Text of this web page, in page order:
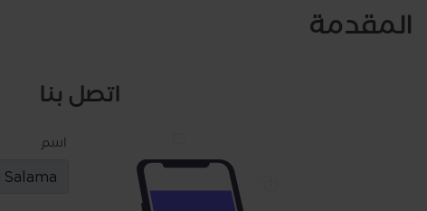
المقدمة
اتصل بنا
اسم